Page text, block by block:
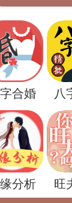
遇到这种
方式来缓
瑜伽或者
求身边朋
再孤单面
周公解梦
视自己的
紧张和劳
合婚 八
分析 旺